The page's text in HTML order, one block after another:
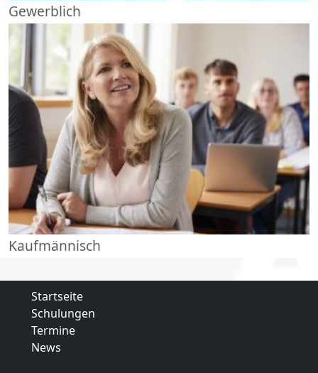
Gewerblich
Kaufmännisch
Startseite
Schulungen
Termine
News